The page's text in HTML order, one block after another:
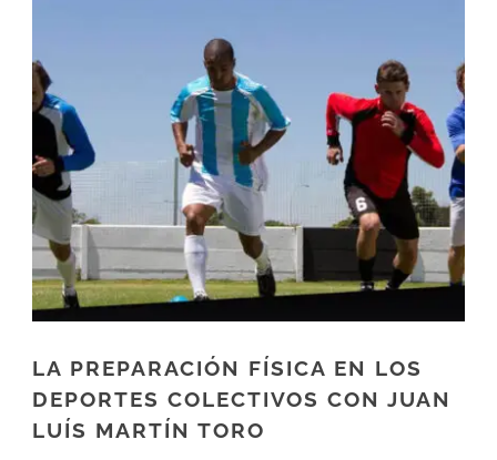
LA PREPARACIÓN FÍSICA EN LOS
DEPORTES COLECTIVOS CON JUAN
LUÍS MARTÍN TORO